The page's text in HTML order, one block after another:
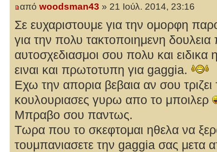
από woodsman43 » 21 Ιούλ. 2014, 23:16
Σε ευχαριστουμε για την ομορφη
για την πολυ τακτοποιημενη
αυτοσχεδιασμοι σου πολυ και
ειναι και πρωτoτυπη για gaggia.
Εχω την απορια βεβαια αν σου
κουλουριασες γυρω απο το μποιλερ
Μπραβο σου παντως.
Τωρα που το σκεφτομαι ηθελα να
τουμπανιασετε την gaggia σας μετα